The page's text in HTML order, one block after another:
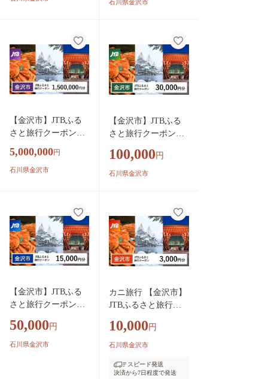
加賀百万石 百万石
ふるさと納税旅行 北
陸 北陸復興 北陸支
援宿泊券 宿泊 旅行
券 温泉 観光 旅行 ホ
ン トラベル 宿泊 旅
行券 温泉 観光 旅行
ホテル 旅館 クーポ
ポン トラベル
百万石 百万石 ふるさ
と納税旅行 北陸 北陸
復興 北陸支援宿泊券
宿泊 旅行券 温泉 観
光 旅行 ホテル 旅館
宿泊 旅行券 温泉 観
光 旅行 ホテル 旅館
クーポン JTB トラベ
ルクーポン トラベル
石川県金沢市
【金沢市】JTBふる
さと旅行クーポン
効期間3年（Eメール
発行） 旅行 旅行ク
賀 加賀百万石 百万
石 ふるさと納税旅行
北陸 北陸復興 北陸
支援宿泊券 宿泊 旅
行券 温泉 観光 旅行
ポン トラベル 宿泊
旅行券 温泉 観光 旅
行 ホテル 旅館 クー
ポン JTB トラベルク
ーポン
5,000,000円
石川県金沢市
【金沢市】JTBふる
さと旅行クーポン（3
3年（Eメール発行）
旅行 旅行クーポン 北
百万石 ふるさと納税
旅行 北陸 北陸復興
北陸支援宿泊券 宿泊
旅行券 温泉 観光 旅
行 ホテル 旅館 クー
宿泊 旅行券 温泉 観
光 旅行 ホテル 旅館
クーポン JTB トラベ
ルクーポン トラベル
100,000 円
石川県金沢市
【金沢市】JTBふる
さと旅行クーポン（1
3年（Eメール発行）
旅行 旅行クーポン
50,000 円
石川県金沢市
カニ旅行 【金沢市】
JTBふるさと旅行ク
有効期間3年（Eメー
ル発行） 旅行 旅行ク
川県 石川 金沢 加賀
10,000 円
石川県金沢市
スピード発送
決済から7日程度で発送